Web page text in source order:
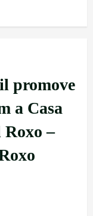
promove
a Casa
–